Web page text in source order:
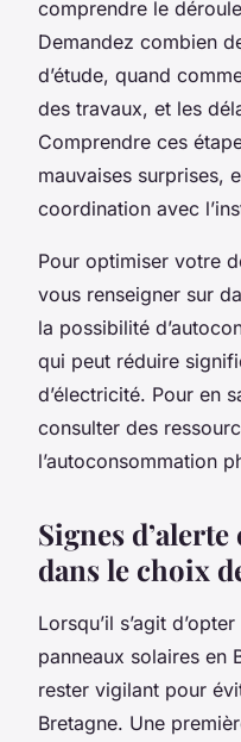
comprendre le
Demandez combien
d’étude, quand
des travaux, et les
Comprendre ces
mauvaises surprises,
coordination avec
Pour optimiser votre
vous renseigner sur
la possibilité
qui peut réduire
d’électricité. Pour en
consulter des
l’autoconsommation
Signes
dans le choix
Lorsqu’il s’agit
panneaux solaires en
rester vigilant pour
Bretagne. Une